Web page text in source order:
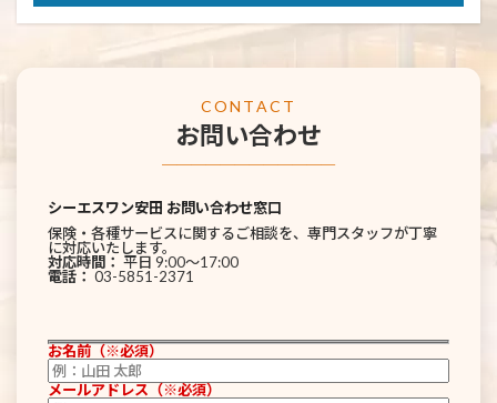
CONTACT
お問い合わせ
────────────
シーエスワン安田 お問い合わせ窓口
保険・各種サービスに関するご相談を、専門スタッフが丁寧
に対応いたします。
対応時間： 平日 9:00〜17:00
電話： 03-5851-2371
お名前（※必須）
メールアドレス（※必須）